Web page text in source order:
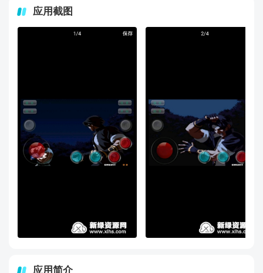
应用截图
应用简介